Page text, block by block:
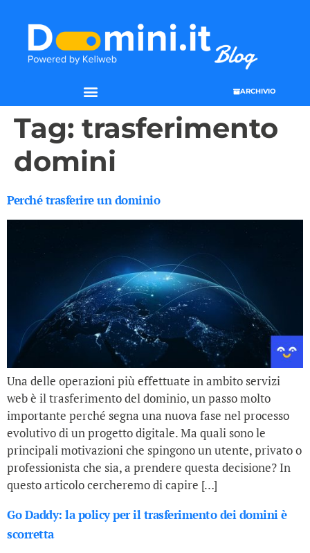
ARCHIVIO
Tag: trasferimento
domini
Perché trasferire un dominio
Una delle operazioni più effettuate in ambito servizi
web è il trasferimento del dominio, un passo molto
importante perché segna una nuova fase nel processo
evolutivo di un progetto digitale. Ma quali sono le
principali motivazioni che spingono un utente, privato o
professionista che sia, a prendere questa decisione? In
questo articolo cercheremo di capire […]
Go Daddy: la policy per il trasferimento dei domini è
scorretta